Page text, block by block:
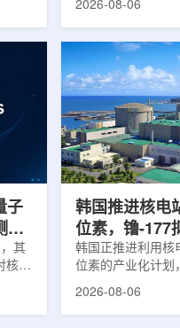
次
业
之
范
实时运动管理整合
中，用于提升图像
准度和安全性。此
Halcyon系统软件
成高分辨率锥形束
HyperSight、六自
Dynamic Couch
射治疗系统
2026-08-06
子
模
其
核工
韩国推进核电
位素，镥-177
业化生产
韩国正推进利用核
位素的产业化计划
镥-177(Lu-177)被
2026-08-06